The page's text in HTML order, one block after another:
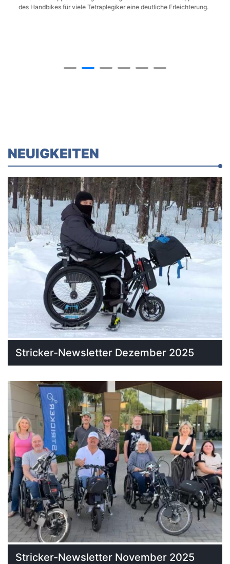
des Handbikes für viele Tetraplegiker ⁠eine deutliche Erleichterung.
NEUIGKEITEN
Stricker-Newsletter Dezember 2025
Stricker-Newsletter November 2025